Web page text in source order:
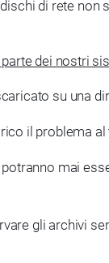
di rete
dei nostri
su una
il problema
mai
gli archivi